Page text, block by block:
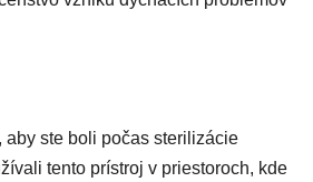
ste boli počas sterilizácie
tento prístroj v priestoroch, kde